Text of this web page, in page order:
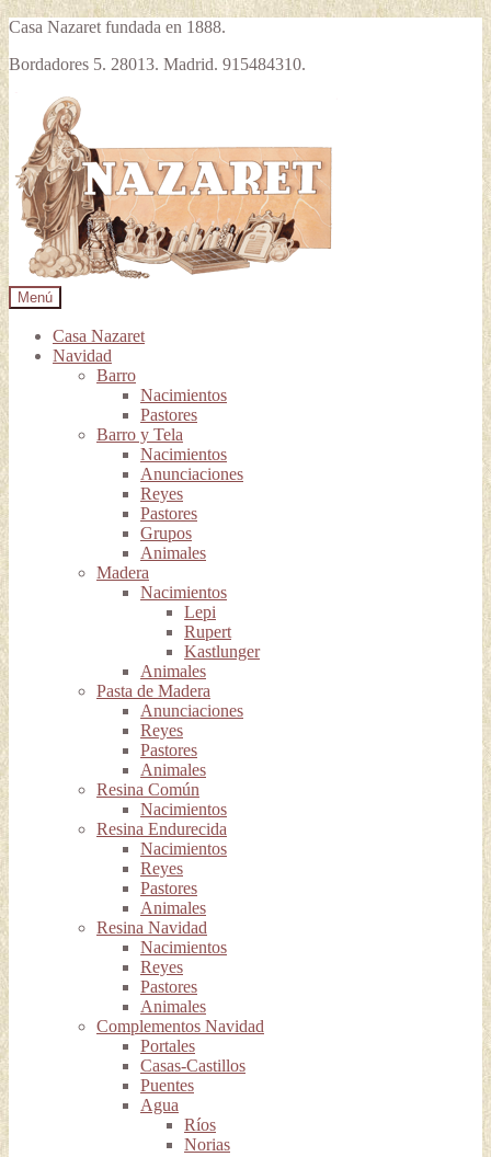
Casa Nazaret fundada en 1888.
Bordadores 5. 28013. Madrid. 915484310.
la
navegación
contenido
Menú
Casa Nazaret
Navidad
Barro
Nacimientos
Pastores
Barro y Tela
Nacimientos
Anunciaciones
Reyes
Pastores
Grupos
Animales
Madera
Nacimientos
Lepi
Rupert
Kastlunger
Animales
Pasta de Madera
Anunciaciones
Reyes
Pastores
Animales
Resina Común
Nacimientos
Resina Endurecida
Nacimientos
Reyes
Pastores
Animales
Resina Navidad
Nacimientos
Reyes
Pastores
Animales
Complementos Navidad
Portales
Casas-Castillos
Puentes
Agua
Ríos
Norias